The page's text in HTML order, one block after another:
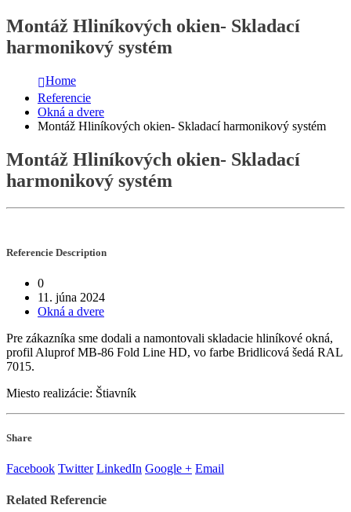
Montáž Hliníkových okien- Skladací
harmonikový systém
Home
Referencie
Okná a dvere
Montáž Hliníkových okien- Skladací harmonikový systém
Montáž Hliníkových okien- Skladací
harmonikový systém
Referencie Description
0
11. júna 2024
Okná a dvere
Pre zákazníka sme dodali a namontovali skladacie hliníkové okná,
profil Aluprof MB-86 Fold Line HD, vo farbe Bridlicová šedá RAL
7015.
Miesto realizácie: Štiavník
Share
Facebook Twitter LinkedIn Google + Email
Related Referencie